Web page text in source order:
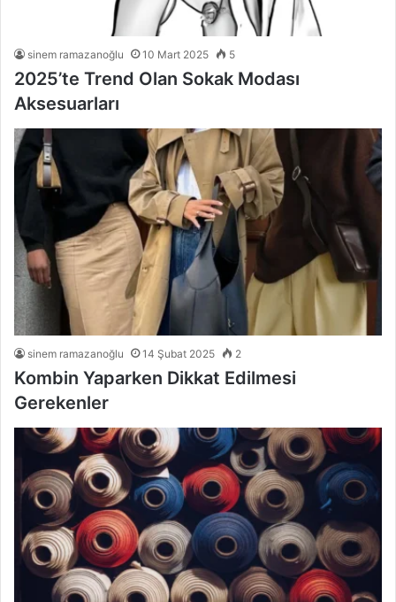
sinem ramazanoğlu 10 Mart 2025 5
2025’te Trend Olan Sokak Modası
Aksesuarları
sinem ramazanoğlu 14 Şubat 2025 2
Kombin Yaparken Dikkat Edilmesi
Gerekenler